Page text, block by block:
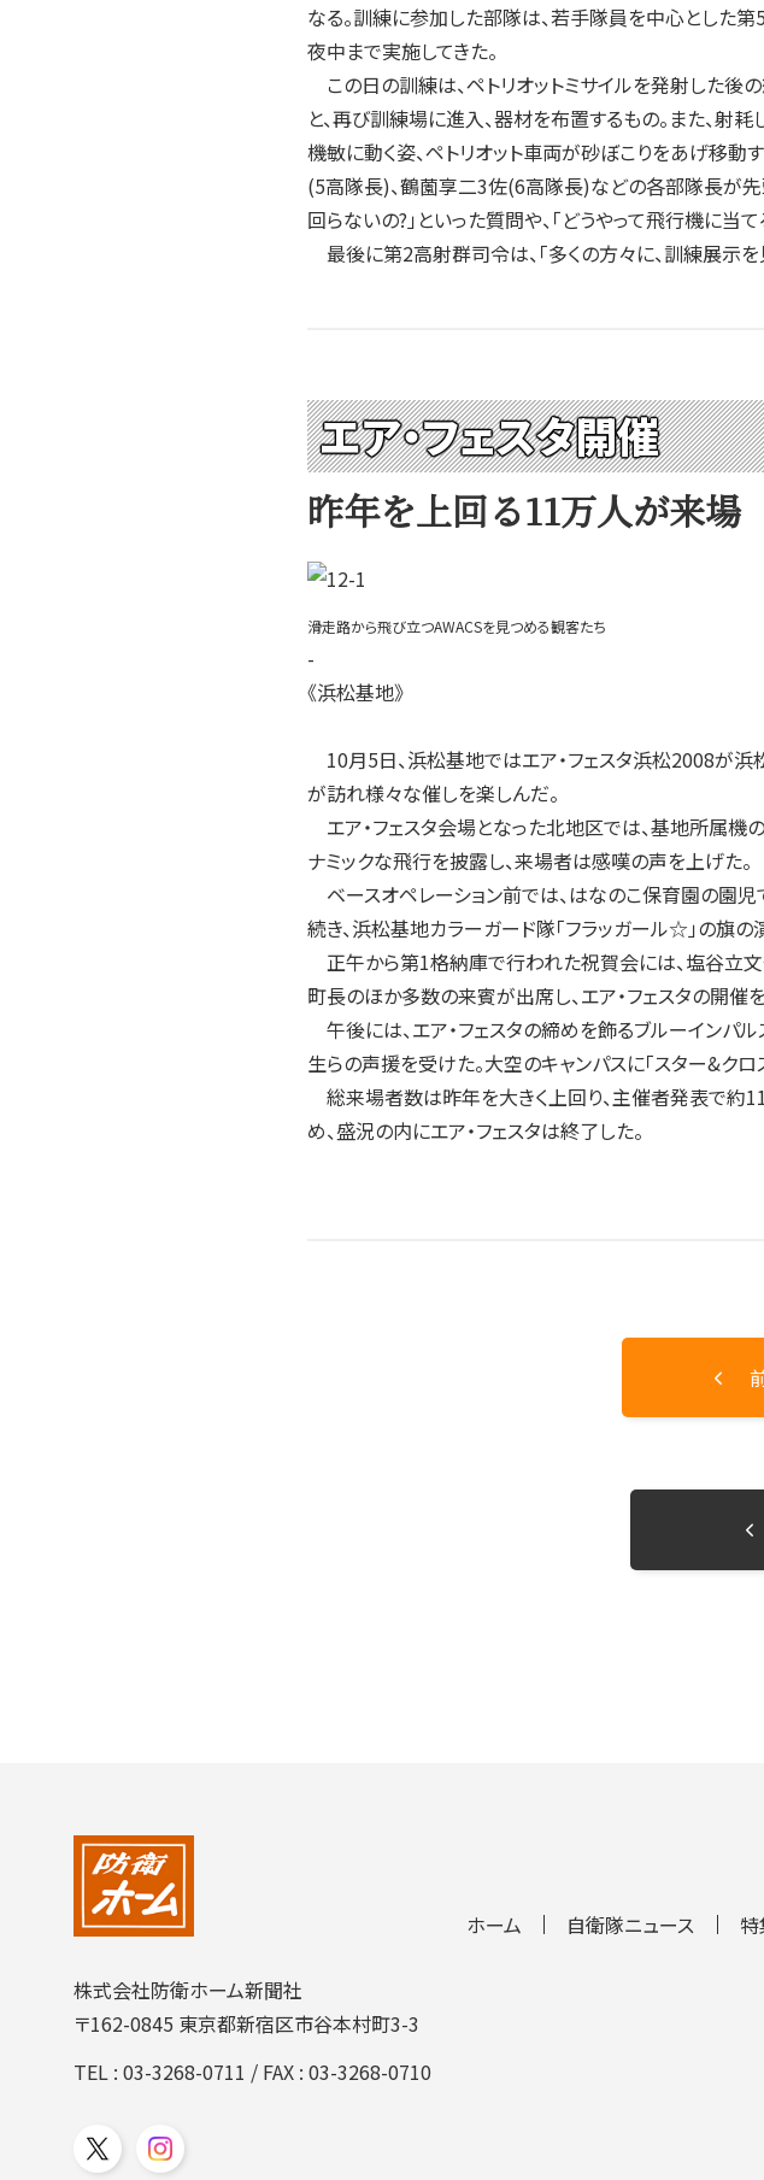
なる。訓練に参加した部隊は、若手隊員を中心とした
夜中まで実施してきた。
この日の訓練は、ペトリオットミサイルを発射した後
と、再び訓練場に進入、器材を布置するもの。また、
機敏に動く姿、ペトリオット車両が砂ぼこりをあげ移
(5高隊長)、鶴薗享二3佐(6高隊長)などの各部隊長が先
回らないの?」といった質問や、「どうやって飛行機に当
最後に第2高射群司令は、「多くの方々に、訓練展示
エア・フェスタ開催
昨年を上回る11万人が来場
滑走路から飛び立つAWACSを見つめる観客たち
-
《浜松基地》
10月5日、浜松基地ではエア・フェスタ浜松2008が
が訪れ様々な催しを楽しんだ。
エア・フェスタ会場となった北地区では、基地所属
ナミックな飛行を披露し、来場者は感嘆の声を上げた。
ベースオペレーション前では、はなのこ保育園の園
続き、浜松基地カラーガード隊「フラッガール☆」の旗
正午から第1格納庫で行われた祝賀会には、塩谷立
町長のほか多数の来賓が出席し、エア・フェスタの開催を
午後には、エア・フェスタの締めを飾るブルーイン
生らの声援を受けた。大空のキャンパスに「スター&クロ
総来場者数は昨年を大きく上回り、主催者発表で約
め、盛況の内にエア・フェスタは終了した。
株式会社防衛ホーム新聞社
〒162-0845 東京都新宿区市谷本村町3-3
TEL :03-3268-0711 / FAX : 03-3268-0710
ホーム 自衛隊ニュース